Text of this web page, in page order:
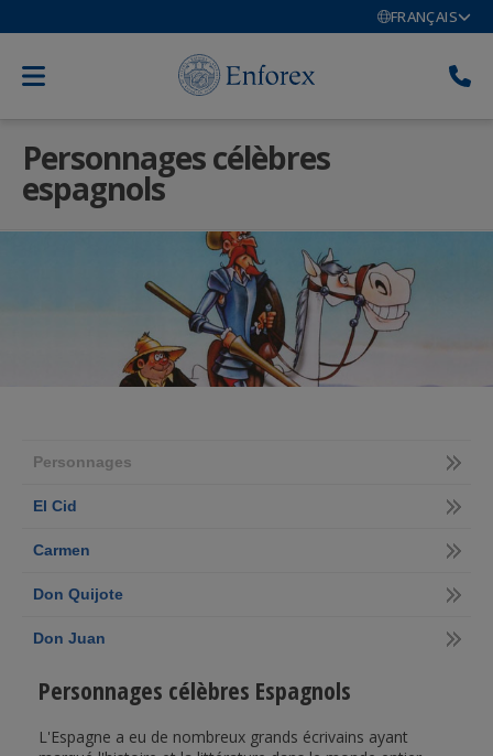
FRANÇAIS
Personnages célèbres
espagnols
Personnages
El Cid
Carmen
Don Quijote
Don Juan
Personnages célèbres Espagnols
L'Espagne a eu de nombreux grands écrivains ayant